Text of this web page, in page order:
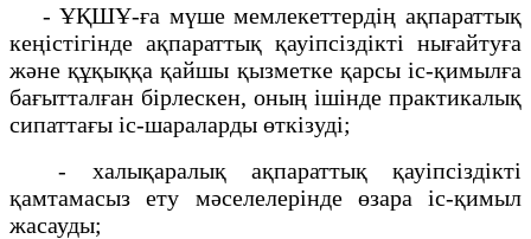
- ҰҚШҰ-ға мүше мемлекеттердің ақпараттық
кеңістігінде ақпараттық қауіпсіздікті нығайтуға
және құқыққа қайшы қызметке қарсы іс-қимылға
бағытталған бірлескен, оның ішінде практикалық
сипаттағы іс-шараларды өткізуді;
- халықаралық ақпараттық қауіпсіздікті
қамтамасыз ету мәселелерінде өзара іс-қимыл
жасауды;